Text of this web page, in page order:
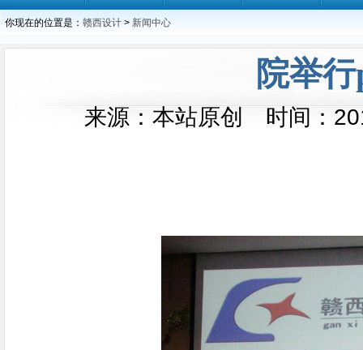
你现在的位置是： 赣西设计 > 新闻中心
院举
来源：本站原创 时间：